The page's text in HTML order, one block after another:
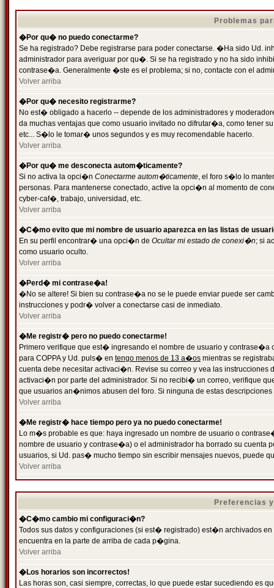
Problemas
�Por qu� no puedo conectarme?
Se ha registrado? Debe registrarse para poder conectarse. �Ha sido Ud.
administrador para averiguar por qu�. Si se ha registrado y no ha sido
contrase�a. Generalmente �ste es el problema; si no, contacte con el
Volver arriba
�Por qu� necesito registrarme?
No est� obligado a hacerlo -- depende de los administradores y
da muchas ventajas que como usuario invitado no difrutar�a, como tener
etc... S�lo le tomar� unos segundos y es muy recomendable hacerlo.
Volver arriba
�Por qu� me desconecta autom�ticamente?
Si no activa la opci�n Conectarme autom�ticamente, el foro s�lo lo
personas. Para mantenerse conectado, active la opci�n al momento de
cyber-caf�, trabajo, universidad, etc.
Volver arriba
�C�mo evito que mi nombre de usuario aparezca en las listas de
En su perfil encontrar� una opci�n de Ocultar mi estado de conexi�n; si
como usuario oculto.
Volver arriba
�Perd� mi contrase�a!
�No se altere! Si bien su contrase�a no se le puede enviar puede ser
instrucciones y podr� volver a conectarse casi de inmediato.
Volver arriba
�Me registr� pero no puedo conectarme!
Primero verifique que est� ingresando el nombre de usuario y
para COPPA y Ud. puls� en tengo menos de 13 a�os mientras se
cuenta debe necesitar activaci�n. Revise su correo y vea las
activaci�n por parte del administrador. Si no recibi� un correo, verifique
que usuarios an�nimos abusen del foro. Si ninguna de estas
Volver arriba
�Me registr� hace tiempo pero ya no puedo conectarme!
Lo m�s probable es que: haya ingresado un nombre de usuario o
nombre de usuario y contrase�a) o el administrador ha borrado su
usuarios, si Ud. pas� mucho tiempo sin escribir mensajes nuevos, puede
Volver arriba
Preferencias
�C�mo cambio mi configuraci�n?
Todos sus datos y configuraciones (si est� registrado) est�n archivados
encuentra en la parte de arriba de cada p�gina.
Volver arriba
�Los horarios son incorrectos!
Las horas son, casi siempre, correctas, lo que puede estar sucediendo es